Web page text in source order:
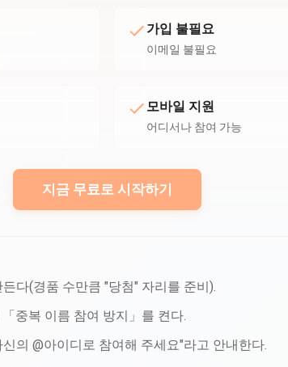
가입 불필요
이메일 불필요
모바일 지원
어디서나 참여 가능
지금 무료로 시작하기
다(경품 수만큼 "당첨" 자리를 준비).
중복 이름 참여 방지」를 켠다.
의 @아이디로 참여해 주세요"라고 안내한다.